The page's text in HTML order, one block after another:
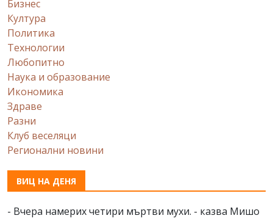
Бизнес
Култура
Политика
Технологии
Любопитно
Наука и образование
Икономика
Здраве
Разни
Клуб веселяци
Регионални новини
ВИЦ НА ДЕНЯ
- Вчера намерих четири мъртви мухи. - казва Мишо